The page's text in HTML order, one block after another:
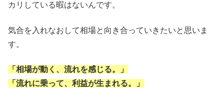
カリしている暇はないんです。
気合を入れなおして相場と向き合っていきたいと思いま
す。
「相場が動く、流れを感じる。」
「流れに乗って、利益が生まれる。」